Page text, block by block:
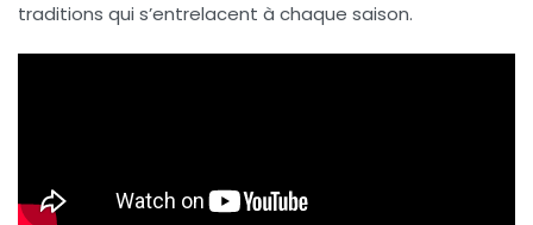
traditions qui s’entrelacent à chaque saison.